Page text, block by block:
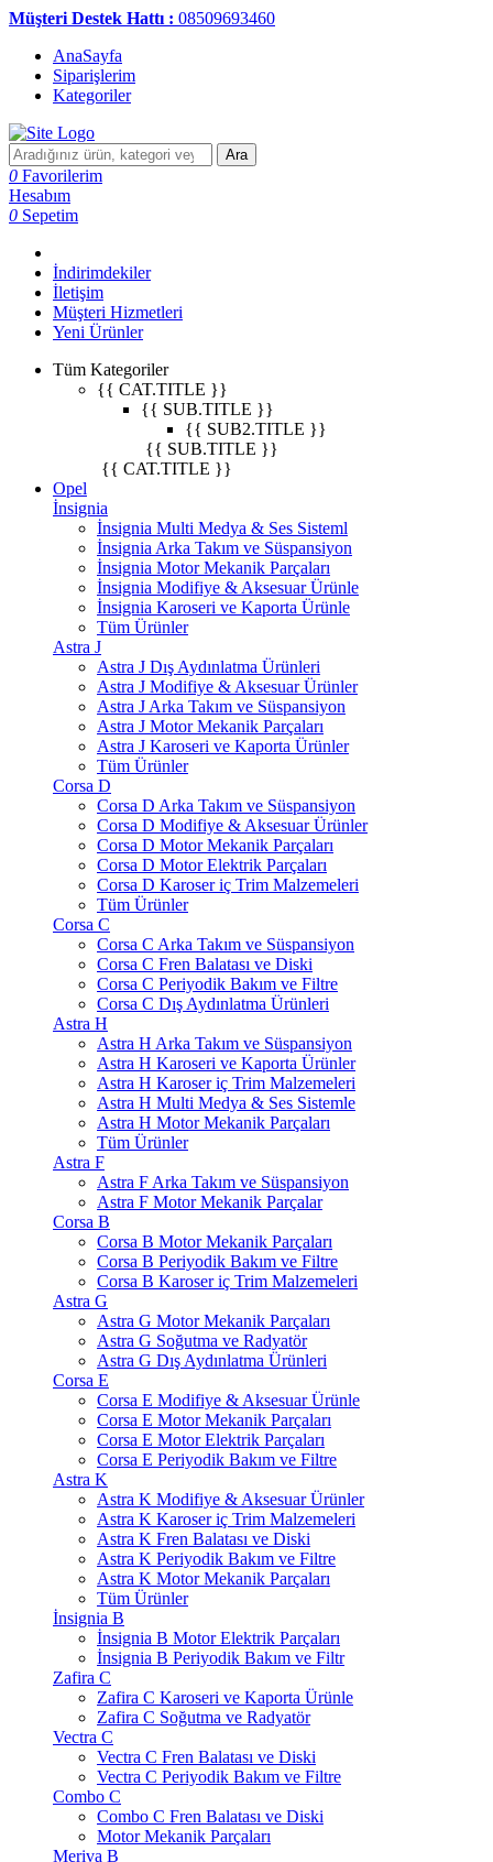
Müşteri Destek Hattı : 08509693460
AnaSayfa
Siparişlerim
Kategoriler
Ara
0 Favorilerim
Hesabım
0 Sepetim
İndirimdekiler
İletişim
Müşteri Hizmetleri
Yeni Ürünler
Tüm Kategoriler
{{ CAT.TITLE }}
{{ SUB.TITLE }}
{{ SUB2.TITLE }}
{{ SUB.TITLE }}
{{ CAT.TITLE }}
Opel
İnsignia
İnsignia Multi Medya & Ses Sisteml
İnsignia Arka Takım ve Süspansiyon
İnsignia Motor Mekanik Parçaları
İnsignia Modifiye & Aksesuar Ürünle
İnsignia Karoseri ve Kaporta Ürünle
Tüm Ürünler
Astra J
Astra J Dış Aydınlatma Ürünleri
Astra J Modifiye & Aksesuar Ürünler
Astra J Arka Takım ve Süspansiyon
Astra J Motor Mekanik Parçaları
Astra J Karoseri ve Kaporta Ürünler
Tüm Ürünler
Corsa D
Corsa D Arka Takım ve Süspansiyon
Corsa D Modifiye & Aksesuar Ürünler
Corsa D Motor Mekanik Parçaları
Corsa D Motor Elektrik Parçaları
Corsa D Karoser iç Trim Malzemeleri
Tüm Ürünler
Corsa C
Corsa C Arka Takım ve Süspansiyon
Corsa C Fren Balatası ve Diski
Corsa C Periyodik Bakım ve Filtre
Corsa C Dış Aydınlatma Ürünleri
Astra H
Astra H Arka Takım ve Süspansiyon
Astra H Karoseri ve Kaporta Ürünler
Astra H Karoser iç Trim Malzemeleri
Astra H Multi Medya & Ses Sistemle
Astra H Motor Mekanik Parçaları
Tüm Ürünler
Astra F
Astra F Arka Takım ve Süspansiyon
Astra F Motor Mekanik Parçalar
Corsa B
Corsa B Motor Mekanik Parçaları
Corsa B Periyodik Bakım ve Filtre
Corsa B Karoser iç Trim Malzemeleri
Astra G
Astra G Motor Mekanik Parçaları
Astra G Soğutma ve Radyatör
Astra G Dış Aydınlatma Ürünleri
Corsa E
Corsa E Modifiye & Aksesuar Ürünle
Corsa E Motor Mekanik Parçaları
Corsa E Motor Elektrik Parçaları
Corsa E Periyodik Bakım ve Filtre
Astra K
Astra K Modifiye & Aksesuar Ürünler
Astra K Karoser iç Trim Malzemeleri
Astra K Fren Balatası ve Diski
Astra K Periyodik Bakım ve Filtre
Astra K Motor Mekanik Parçaları
Tüm Ürünler
İnsignia B
İnsignia B Motor Elektrik Parçaları
İnsignia B Periyodik Bakım ve Filtr
Zafira C
Zafira C Karoseri ve Kaporta Ürünle
Zafira C Soğutma ve Radyatör
Vectra C
Vectra C Fren Balatası ve Diski
Vectra C Periyodik Bakım ve Filtre
Combo C
Combo C Fren Balatası ve Diski
Motor Mekanik Parçaları
Meriva B